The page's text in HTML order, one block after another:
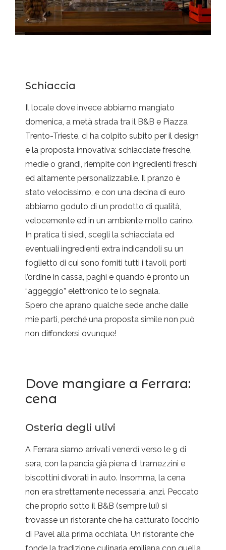
Schiaccia
Il locale dove invece abbiamo mangiato
domenica, a metà strada tra il B&B e Piazza
Trento-Trieste, ci ha colpito subito per il design
e la proposta innovativa: schiacciate fresche,
medie o grandi, riempite con ingredienti freschi
ed altamente personalizzabile. Il pranzo è
stato velocissimo, e con una decina di euro
abbiamo goduto di un prodotto di qualità,
velocemente ed in un ambiente molto carino.
In pratica ti siedi, scegli la schiacciata ed
eventuali ingredienti extra indicandoli su un
foglietto di cui sono forniti tutti i tavoli, porti
l’ordine in cassa, paghi e quando è pronto un
“aggeggio” elettronico te lo segnala.
Spero che aprano qualche sede anche dalle
mie parti, perché una proposta simile non può
non diffondersi ovunque!
Dove mangiare a Ferrara:
cena
Osteria degli ulivi
A Ferrara siamo arrivati venerdì verso le 9 di
sera, con la pancia già piena di tramezzini e
biscottini divorati in auto. Insomma, la cena
non era strettamente necessaria, anzi. Peccato
che proprio sotto il B&B (sempre lui) si
trovasse un ristorante che ha catturato l’occhio
di Pavel alla prima occhiata. Un ristorante che